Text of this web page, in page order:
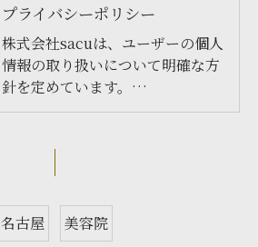
プライバシーポリシー
株式会社sacuは、ユーザーの個人
情報の取り扱いについて明確な方
針を定めています。…
名古屋 美容院